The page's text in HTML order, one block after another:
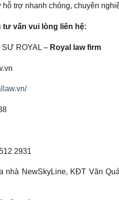
trợ nhanh chóng, chuyên
tư vấn vui lòng liên hệ:
ROYAL – Royal law firm
2931
nhà NewSkyLine, KĐT Văn